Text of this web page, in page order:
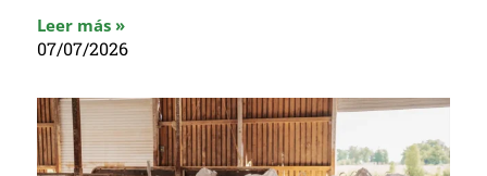
Leer más »
07/07/2026